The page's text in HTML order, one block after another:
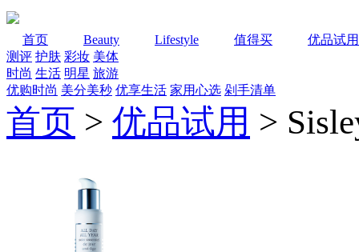
首页 Beauty Lifestyle 值得买
优品试用
测评 护肤 彩妆 美体
时尚 生活 明星 旅游
优购时尚 美分美秒 优享生活 家用心选 剁手清单
首页 > 优品试用 >